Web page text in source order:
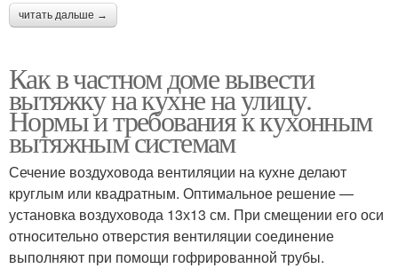
читать дальше →
Как в частном доме вывести
вытяжку на кухне на улицу.
Нормы и требования к кухонным
вытяжным системам
Сечение воздуховода вентиляции на кухне делают
круглым или квадратным. Оптимальное решение —
установка воздуховода 13х13 см. При смещении его оси
относительно отверстия вентиляции соединение
выполняют при помощи гофрированной трубы.